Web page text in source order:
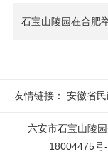
石宝山陵园在合肥
友情链接： 安徽省
六安市石宝山陵
18004475号-